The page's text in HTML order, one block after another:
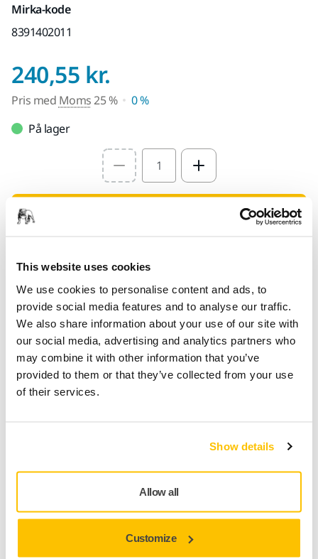
This website uses cookies
We use cookies to personalise content and ads, to
provide social media features and to analyse our traffic.
We also share information about your use of our site with
our social media, advertising and analytics partners who
may combine it with other information that you’ve
provided to them or that they’ve collected from your use
of their services.
Show details
Allow all
Customize
Mirka-kode
8391402011
240,55 kr.
Pris med Moms25 %
0 %
På lager
Select quantity value
Find en forhandler
LEVERES TIL DIG
Levering indenfor 3-5 arbejdsdage
Levering i Danmark
Fragt fri levering ved ordrer over 599,- kr incl moms.
Sikker betaling med kort
Produktoplysninger
Tekniske detaljer Downloads